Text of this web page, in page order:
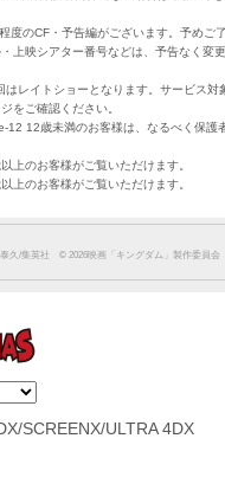
のCF・予告編がございます。予めご了
上映シアター番号などは、予告なく変
レイトショーとなります。サービス対
をご確認ください。
12歳未満のお客様は、なるべく保護
上のお客様がご覧いただけます。
上のお客様がご覧いただけます。
久/集英社 ©︎ 2026映画「キングダム」製作委員会
SCREENX/ULTRA 4DX